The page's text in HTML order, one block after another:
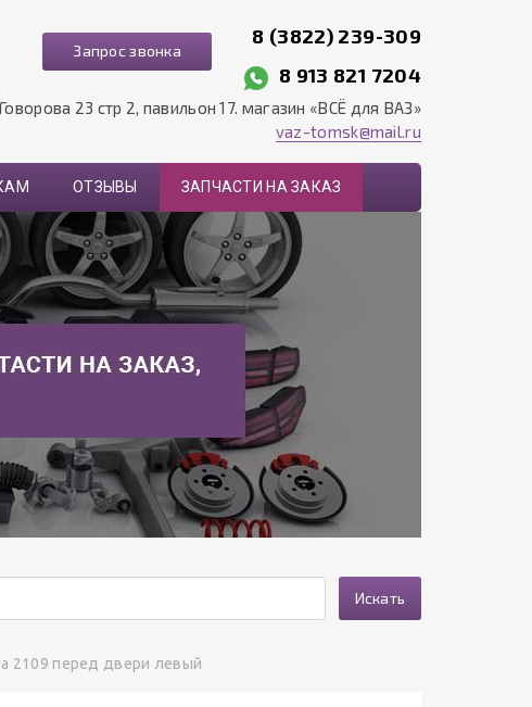
Запрос звонка
8 (3822) 239-309
8 913 821 7204
23 стр 2, павильон 17. магазин «ВСЁ для ВАЗ»
vaz-tomsk@mail.ru
ОТЗЫВЫ ЗАПЧАСТИ НА ЗАКАЗ
Искать
2109 перед двери левый